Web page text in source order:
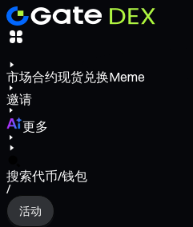
市场合约现货兑换Meme
邀请
更多
搜索代币/钱包
/
活动